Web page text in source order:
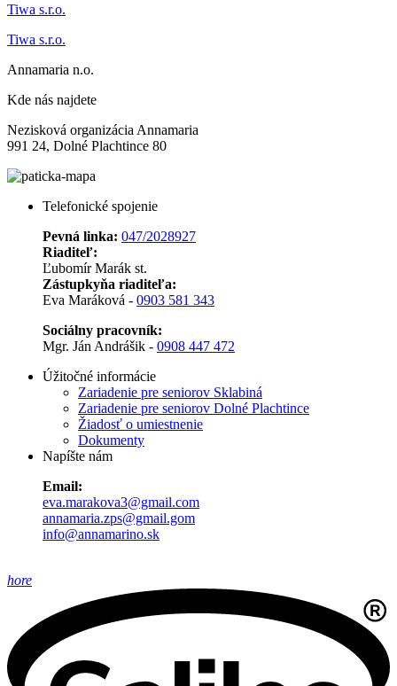
Tiwa s.r.o.
Tiwa s.r.o.
Annamaria n.o.
Kde nás najdete
Nezisková organizácia Annamaria
991 24, Dolné Plachtince 80
Telefonické spojenie
Pevná linka: 047/2028927
Riaditeľ:
Ľubomír Marák st.
Zástupkyňa riaditeľa:
Eva Maráková - 0903 581 343
Sociálny pracovník:
Mgr. Ján Andrášik - 0908 447 472
Úžitočné informácie
Zariadenie pre seniorov Sklabiná
Zariadenie pre seniorov Dolné Plachtince
Žiadosť o umiestnenie
Dokumenty
Napíšte nám
Email:
eva.marakova3@gmail.com
annamaria.zps@gmail.gom
info@annamarino.sk
hore